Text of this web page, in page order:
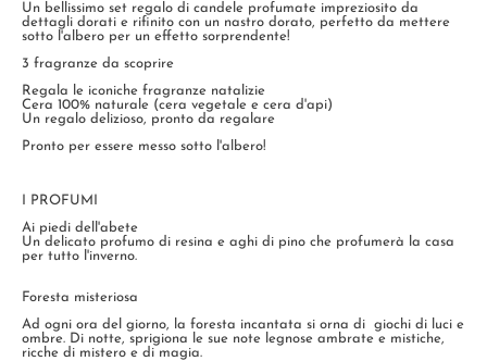
Un bellissimo set regalo di candele profumate impreziosito da
dettagli dorati e rifinito con un nastro dorato, perfetto da mettere
sotto l'albero per un effetto sorprendente!
3 fragranze da scoprire
Regala le iconiche fragranze natalizie
Cera 100% naturale (cera vegetale e cera d'api)
Un regalo delizioso, pronto da regalare
Pronto per essere messo sotto l'albero!
I PROFUMI
Ai piedi dell'abete
Un delicato profumo di resina e aghi di pino che profumerà la casa
per tutto l'inverno.
Foresta misteriosa
Ad ogni ora del giorno, la foresta incantata si orna di giochi di luci e
ombre. Di notte, sprigiona le sue note legnose ambrate e mistiche,
ricche di mistero e di magia.